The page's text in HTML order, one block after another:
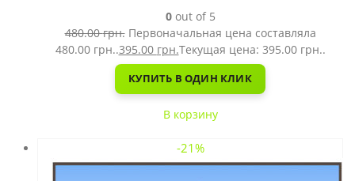
0out of 5
480.00грн. Первоначальная цена составляла
480.00 грн..395.00 грн.Текущая цена: 395.00 грн..
КУПИТЬ В ОДИН КЛИК
В корзину
-21%